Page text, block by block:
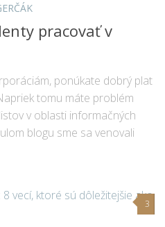
pracovať v
ponúkate dobrý plat
tomu máte problém
v oblasti informačných
blogu sme sa venovali
3